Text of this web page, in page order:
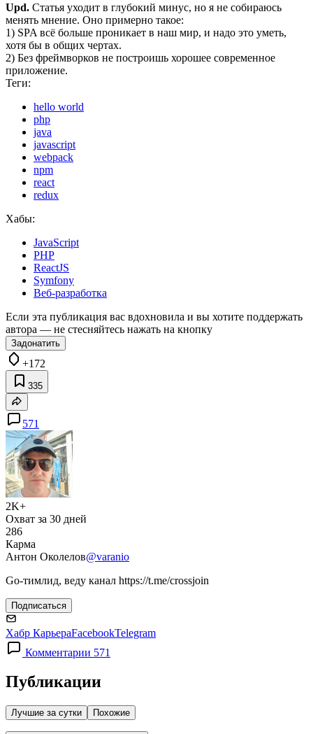
Upd. Статья уходит в глубокий минус, но я не собираюсь
менять мнение. Оно примерно такое:
1) SPA всё больше проникает в наш мир, и надо это уметь,
хотя бы в общих чертах.
2) Без фреймворков не построишь хорошее современное
приложение.
Теги:
hello world
php
java
javascript
webpack
npm
react
redux
Хабы:
JavaScript
PHP
ReactJS
Symfony
Веб-разработка
Если эта публикация вас вдохновила и вы хотите поддержать
автора — не стесняйтесь нажать на кнопку
Задонатить
+172
335
571
2K+
Охват за 30 дней
286
Карма
Антон Околелов@varanio
Go-тимлид, веду канал https://t.me/crossjoin
Подписаться
Хабр КарьераFacebookTelegram
Комментарии 571
Публикации
Лучшие за сутки Похожие